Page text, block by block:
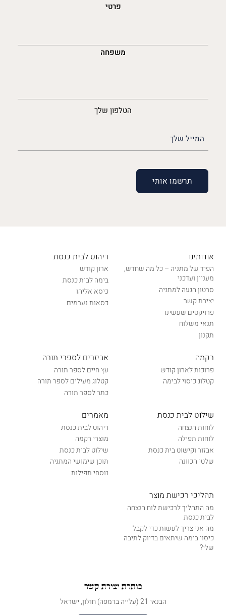
פרטי
משפחה
הטלפון שלך
(חובה)
אודותינו
הפיד של מתניה – כל מה שחדש,
מעניין ועדכני
סרטון הגעה למתניה
יצירת קשר
פרויקטים שעשינו
תנאי משלוח
תקנון
ריהוט לבית כנסת
ארון קודש
בימה לבית כנסת
כיסא אליהו
כסאות נערמים
רקמה
פרוכות לארון קודש
קטלוג כיסוי לבימה
אביזרים לספרי תורה
עץ חיים לספר תורה
קטלוג מעילים לספר תורה
כתר לספר תורה
שילוט לבית כנסת
לוחות הנצחה
לוחות תפילה
אבזור וקישוט בית כנסת
שלטי הכוונה
מאמרים
ריהוט לבית כנסת
מוצרי רקמה
שילוט לבית כנסת
תוכן שימושי המתניה
נוסחי תפילות
תהליכי רכישת מוצר
מה התהליך לרכישת לוח הנצחה
לבית כנסת
מה אני צריך לעשות כדי לקבל
כיסוי בימה שיתאים בדיוק לתיבה
שלי?
כותרת יצירת קשר
הבנאי 21 (עלייה ברמפה) חולון, ישראל